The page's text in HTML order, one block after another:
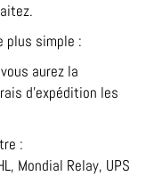
plus simple :
aurez la
d’expédition les
:
Mondial Relay, UPS